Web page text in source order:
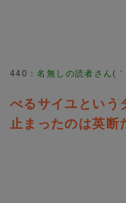
440 ：名無しの読者さん(
べるサイユという
止まったのは英断